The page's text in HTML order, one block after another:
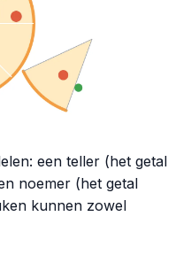
een teller (het getal
noemer (het getal
kunnen zowel